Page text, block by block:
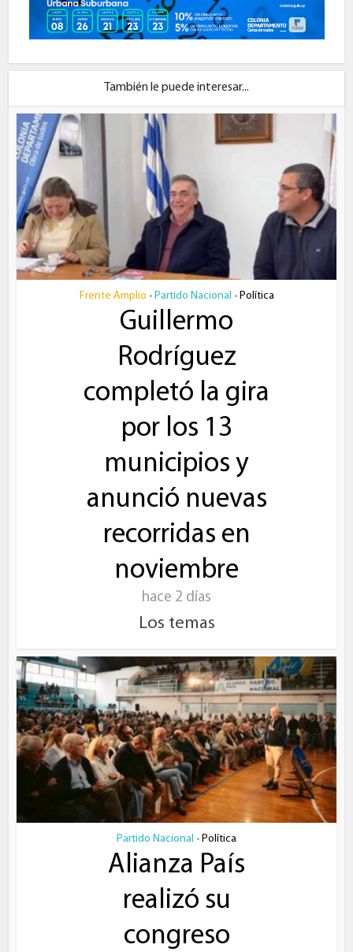
También le puede interesar...
Frente Amplio • Partido Nacional • Política
Guillermo
Rodríguez
completó la gira
por los 13
municipios y
anunció nuevas
recorridas en
noviembre
hace 2 días
Los temas
Partido Nacional • Política
Alianza País
realizó su
congreso